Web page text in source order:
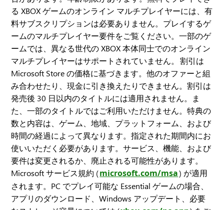
る XBOX ゲームのオンライン マルチプレイヤーには、有
料サブスクリプションは必要ありません。プレイするゲ
ームのマルチプレイヤー要件をご覧ください。一部のゲ
ームでは、異なる世代の XBOX 本体同士でのオンライン
マルチプレイヤーはサポートされていません。 割引は
Microsoft Store の価格に基づきます。他のオファーと組
み合わせたり、現金に引き換えたりできません。割引は
発売後 30 日以内のタイトルには適用されません。ま
た、一部のタイトルではご利用いただけません。特典の
数と内容は、ゲーム、地域、プラットフォーム、および
時間の経過によって異なります。指定された期間内にお
使いいただく必要があります。サービス、機能、および
要件は変更されるか、廃止される可能性があります。
Microsoft サービス規約 (microsoft.com/msa) が適用
されます。PC でプレイ可能な Essential ゲームの場合、
アプリのダウンロード、Windows アップデート、必要